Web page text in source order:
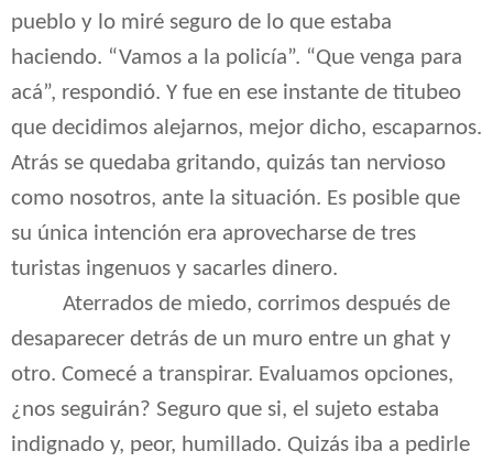
pueblo y lo miré seguro de lo que estaba
haciendo. “Vamos a la policía”. “Que venga para
acá”, respondió. Y fue en ese instante de titubeo
que decidimos alejarnos, mejor dicho, escaparnos.
Atrás se quedaba gritando, quizás tan nervioso
como nosotros, ante la situación. Es posible que
su única intención era aprovecharse de tres
turistas ingenuos y sacarles dinero.
Aterrados de miedo, corrimos después de
desaparecer detrás de un muro entre un ghat y
otro. Comecé a transpirar. Evaluamos opciones,
¿nos seguirán? Seguro que si, el sujeto estaba
indignado y, peor, humillado. Quizás iba a pedirle